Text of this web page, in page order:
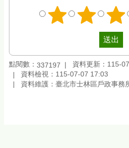
點閱數： 337197
資料更新：115-
資料檢視：115-07-07 17:03
資料維護：臺北市士林區戶政事務